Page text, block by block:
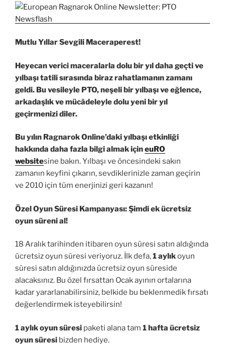
Mutlu Yıllar Sevgili Maceraperest!
Heyecan verici maceralarla dolu bir yıl daha geçti ve
yılbaşı tatili sırasında biraz rahatlamanın zamanı
geldi. Bu vesileyle PTO, neşeli bir yılbaşı ve eğlence,
arkadaşlık ve mücâdeleyle dolu yeni bir yıl
geçirmenizi diler.
Bu yılın Ragnarok Online’daki yılbaşı etkinliği
hakkında daha fazla bilgi almak içineuRO
websitesine bakın. Yılbaşı ve öncesindeki sakın
zamanın keyfini çıkarın, sevdiklerinizle zaman geçirin
ve 2010 için tüm enerjinizi geri kazanın!
Özel Oyun Süresi Kampanyası: Şimdi ek ücretsiz
oyun süreni al!
18 Aralık tarihinden itibaren oyun süresi satın aldığında
ücretsiz oyun süresi veriyoruz. İlk defa,1 aylıkoyun
süresi satın aldığınızda ücretsiz oyun süreside
alacaksınız. Bu özel fırsattan Ocak ayının ortalarına
kadar yararlanabilirsiniz, belkide bu beklenmedik fırsatı
değerlendirmek isteyebilirsin!
1 aylık oyun süresi paketi alana tam 1 hafta ücretsiz
oyun süresi bizden hediye.